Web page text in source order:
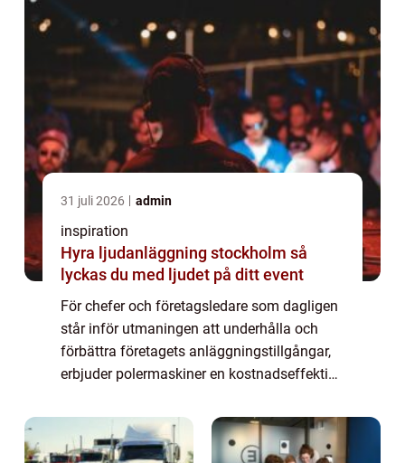
31 juli 2026 admin
inspiration
Hyra ljudanläggning stockholm så
lyckas du med ljudet på ditt event
För chefer och företagsledare som dagligen
står inför utmaningen att underhålla och
förbättra företagets anläggningstillgångar,
erbjuder polermaskiner en kostnadseffektiv